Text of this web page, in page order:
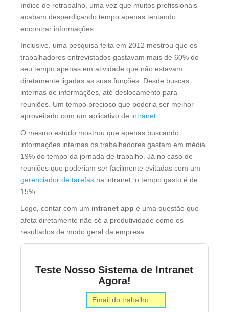
índice de retrabalho, uma vez que muitos profissionais
acabam desperdiçando tempo apenas tentando
encontrar informações.
Inclusive, uma pesquisa feita em 2012 mostrou que os
trabalhadores entrevistados gastavam mais de 60% do
seu tempo apenas em atividade que não estavam
diretamente ligadas as suas funções. Desde buscas
internas de informações, até deslocamento para
reuniões. Um tempo precioso que poderia ser melhor
aproveitado com um aplicativo de intranet
O mesmo estudo mostrou que apenas buscando
informações internas os trabalhadores gastam em média
19% do tempo da jornada de trabalho. Já no caso de
reuniões que poderiam ser facilmente evitadas com um
gerenciador de tarefas na intranet, o tempo gasto é de
15%.
Logo, contar com um intranet app é uma questão que
afeta diretamente não só a produtividade como os
resultados de modo geral da empresa.
Teste Nosso Sistema de Intranet
Agora!